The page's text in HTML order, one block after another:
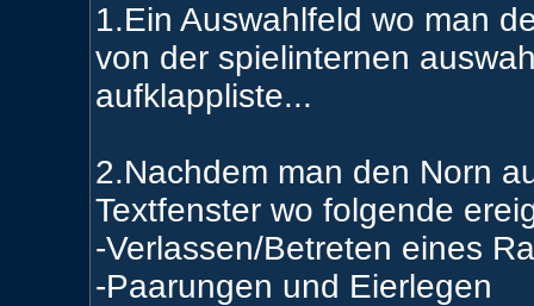
1.Ein Auswahlfeld wo man
von der spielinternen
aufklappliste...
2.Nachdem man den Norn
Textfenster wo folgende
-Verlassen/Betreten eines
-Paarungen und Eierlegen